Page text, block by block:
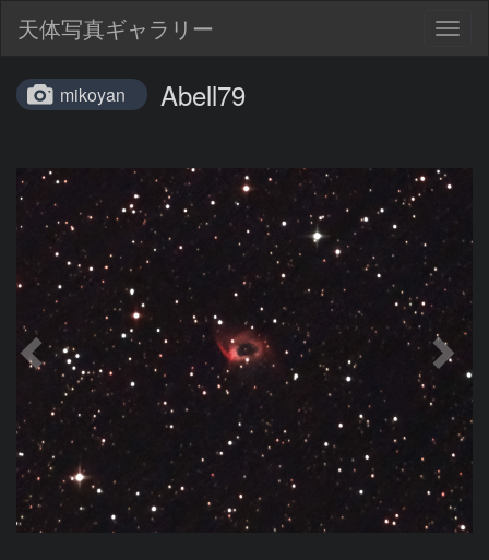
天体写真ギャラリー
mikoyan Abell79